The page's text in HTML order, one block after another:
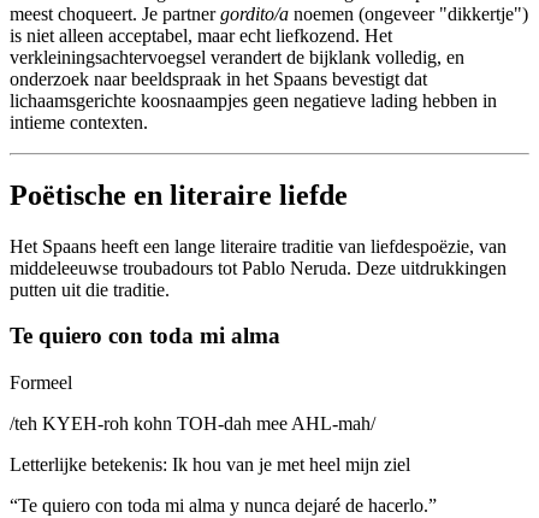
meest choqueert. Je partnergordito/a noemen (ongeveer "dikkertje")
is niet alleen acceptabel, maar echt liefkozend. Het
verkleiningsachtervoegsel verandert de bijklank volledig, en
onderzoek naar beeldspraak in het Spaans bevestigt dat
lichaamsgerichte koosnaampjes geen negatieve lading hebben in
intieme contexten.
Poëtische en literaire liefde
Het Spaans heeft een lange literaire traditie van liefdespoëzie, van
middeleeuwse troubadours tot Pablo Neruda. Deze uitdrukkingen
putten uit die traditie.
Te quiero con toda mi alma
Formeel
/teh KYEH-roh kohn TOH-dah mee AHL-mah/
Letterlijke betekenis: Ik hou van je met heel mijn ziel
“Te quiero con toda mi alma y nunca dejaré de hacerlo.”